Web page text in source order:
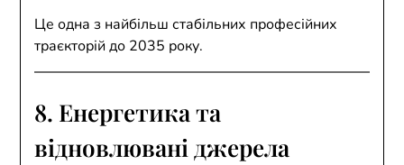
Це одна з найбільш стабільних професійних
траєкторій до 2035 року.
8. Енергетика та
відновлювані джерела